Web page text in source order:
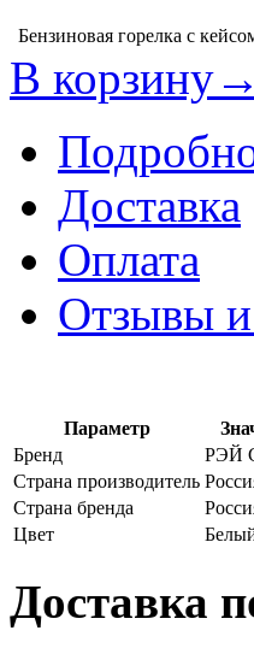
Бензиновая горелка с
В корзину→
Доставка
Оплата
Отзывы
Параметр
Бренд
РЭЙ
Страна производитель
Страна бренда
Цвет
Доставка